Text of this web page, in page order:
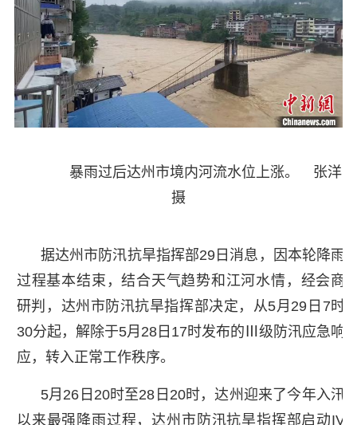
暴雨过后达州市境内河流水位上涨。 张洋
摄
据达州市防汛抗旱指挥部29日消息，因本轮降雨
过程基本结束，结合天气趋势和江河水情，经会商
研判，达州市防汛抗旱指挥部决定，从5月29日7时
30分起，解除于5月28日17时发布的Ⅲ级防汛应急响
应，转入正常工作秩序。
5月26日20时至28日20时，达州迎来了今年入汛
以来最强降雨过程，达州市防汛抗旱指挥部启动IV